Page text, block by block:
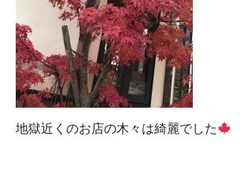
地獄近くのお店の木々は綺麗でした